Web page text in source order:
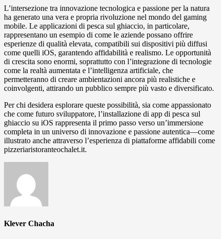
L’intersezione tra innovazione tecnologica e passione per la natura
ha generato una vera e propria rivoluzione nel mondo del gaming
mobile. Le applicazioni di pesca sul ghiaccio, in particolare,
rappresentano un esempio di come le aziende possano offrire
esperienze di qualità elevata, compatibili sui dispositivi più diffusi
come quelli iOS, garantendo affidabilità e realismo. Le opportunità
di crescita sono enormi, soprattutto con l’integrazione di tecnologie
come la realtà aumentata e l’intelligenza artificiale, che
permetteranno di creare ambientazioni ancora più realistiche e
coinvolgenti, attirando un pubblico sempre più vasto e diversificato.
Per chi desidera esplorare queste possibilità, sia come appassionato
che come futuro sviluppatore, l’installazione di app di pesca sul
ghiaccio su iOS rappresenta il primo passo verso un’immersione
completa in un universo di innovazione e passione autentica—come
illustrato anche attraverso l’esperienza di piattaforme affidabili come
pizzeriaristoranteochalet.it.
Klever Chacha